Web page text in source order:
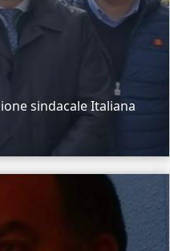
sindacale Italiana